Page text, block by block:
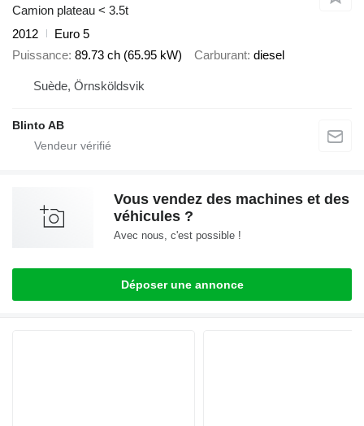
Camion plateau < 3.5t
2012
Euro 5
Puissance 89.73 ch (65.95 kW) Carburant diesel
Suède, Örnsköldsvik
Blinto AB
Vous vendez des machines et des
véhicules ?
Avec nous, c'est possible !
Déposer une annonce